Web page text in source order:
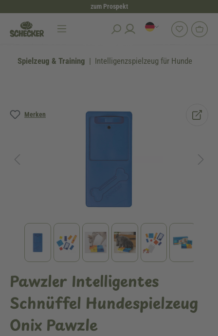
zum Prospekt
Spielzeug & Training Intelligenzspielzeug für Hunde
Merken
Bildergalerie überspringen
Pawzler Intelligentes
Schnüffel Hundespielzeug
Onix Pawzle